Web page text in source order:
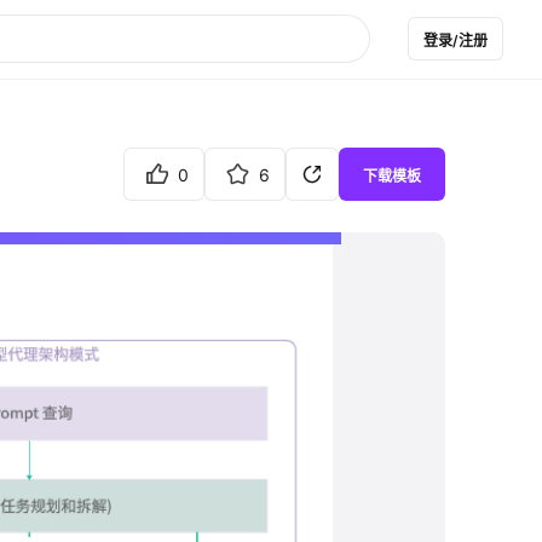
登录/注册
0 6 下载模板